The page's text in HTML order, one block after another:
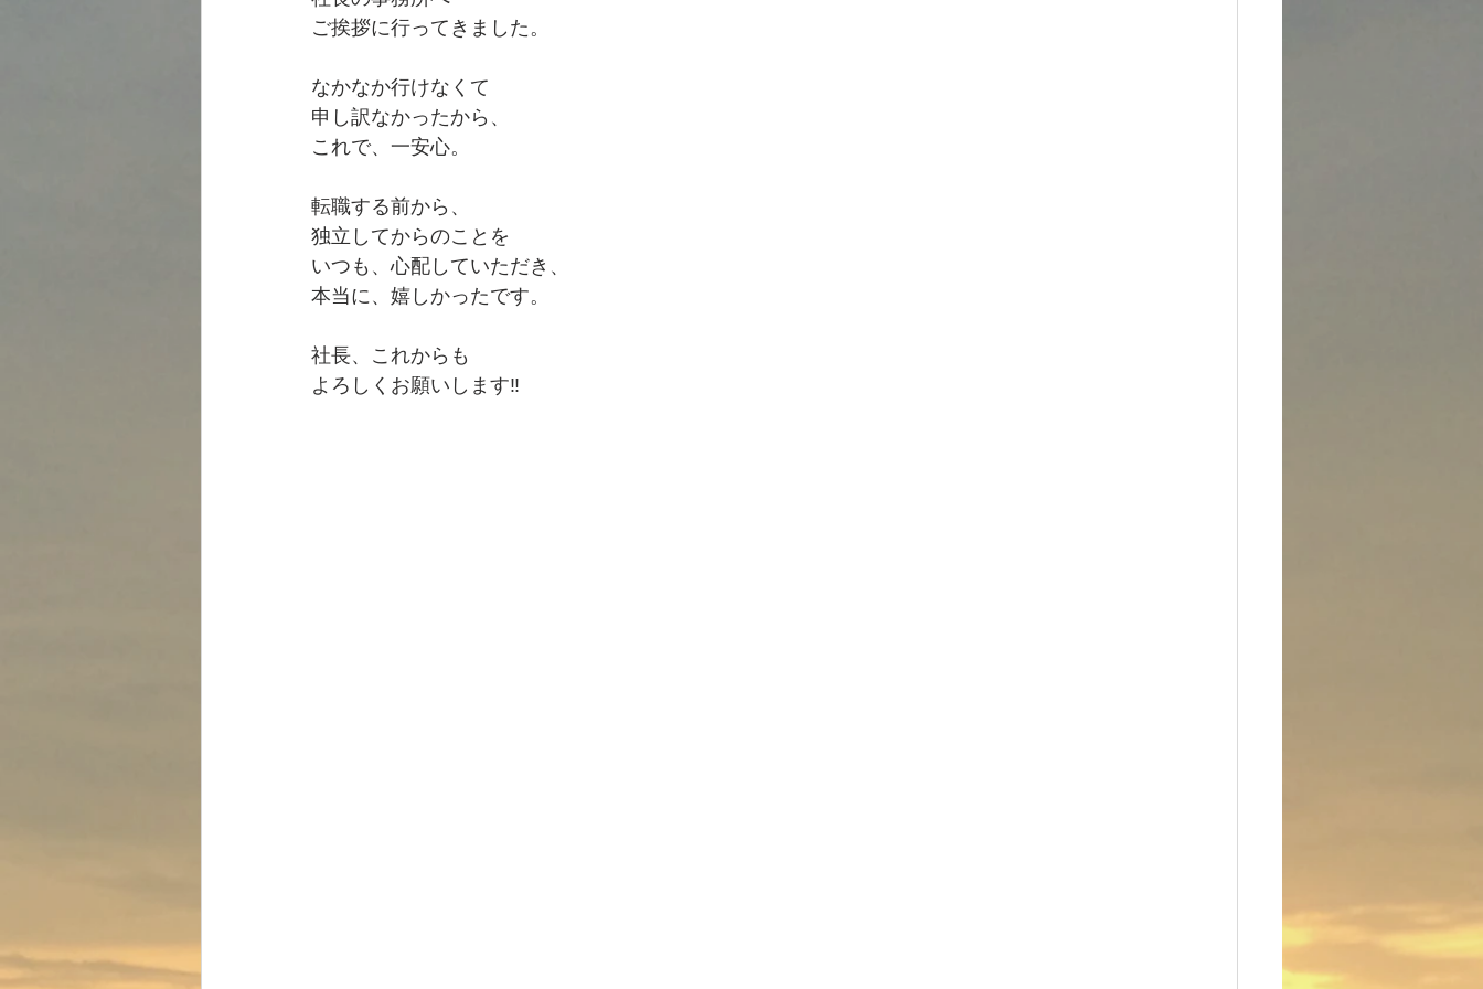
ご挨拶に行ってきました。
なかなか行けなくて
申し訳なかったから、
これで、一安心。
転職する前から、
独立してからのことを
いつも、心配していただき、
本当に、嬉しかったです。
社長、これからも
よろしくお願いします‼️